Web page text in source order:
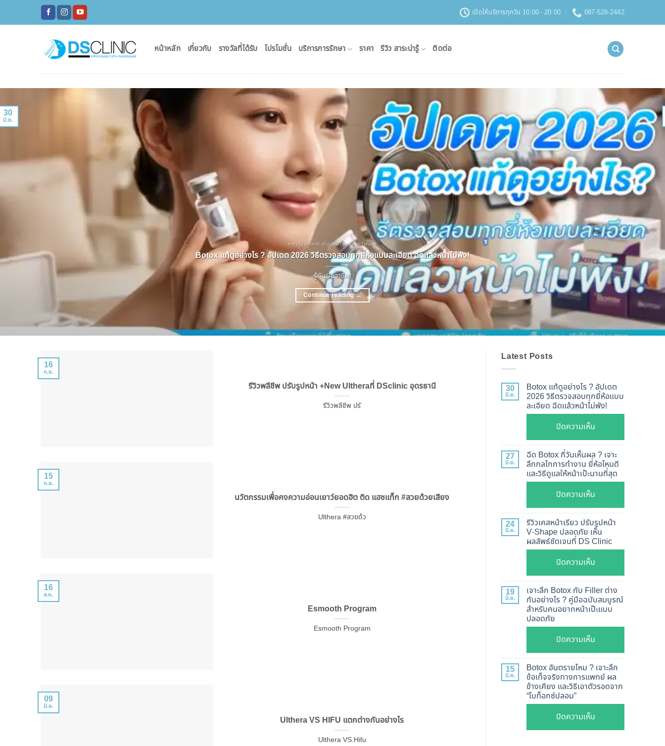
เปิดให้บริการทุกวัน 10:00 - 20:00 087-528-2442
หน้าหลัก เกี่ยวกับ รางวัลที่ได้รับ โปรโมชั่น บริการการรักษา ราคา รีวิว สาระน่ารู้ ติดต่อ
ความรู้จากแพทย์ ปรับรูปหน้า ลดริ้วรอย โบทอกซ์
Botox แท้ดูอย่างไร ? อัปเดต 2026 วิธีตรวจสอบทุกยี่ห้อแบบละเอียด ฉีดแล้วหน้าไม่พัง!
รู้ทันมิจฉาชีพ!
Continue reading→
30
มิ.ย.
รีวิวพลีชีพ ปรับรูปหน้า +New Ultheraที่ DSclinic อุดรธานี
รีวิวพลีชีพ ปรั
16
ก.ย.
นวัตกรรมเพื่อคงความอ่อนเยาว์ยอดฮิต ติด แฮชแท็ก #สวยด้วยเสียง
Ulthera #สวยด้ว
15
ก.ย.
Esmooth Program
Esmooth Program
16
ส.ค.
Ulthera VS HIFU แตกต่างกันอย่างไร
Ulthera VS.Hifu
09
มิ.ย.
Latest Posts
30
มิ.ย.
Botox แท้ดูอย่างไร ? อัปเดต
2026 วิธีตรวจสอบทุกยี่ห้อแบบ
ละเอียด ฉีดแล้วหน้าไม่พัง!
ปิดความเห็นบน
Botox
แท้
ดู
อย่างไร
อัปเดต
วิธี
ตรวจ
สอบ
ทุก
ยี่ห้อ
แบบ
ละเอียด
ฉีด
แล้ว
หน้า
27
มิ.ย.
ฉีด Botox กี่วันเห็นผล ? เจาะ
ลึกกลไกการทำงาน ยี่ห้อไหนดี
และวิธีดูแลให้หน้าเป๊ะนานที่สุด
ปิดความเห็นบน
ฉีด
Botox
กี่
วัน
ผล
เจาะ
ลึก
การ
ทำงาน
ยี่ห้อ
ไหน
ดี
และ
วิธี
ดูแล
ให้
24
มิ.ย.
รีวิวเคสหน้าเรียว ปรับรูปหน้า
V-Shape ปลอดภัย เห็น
ผลลัพธ์ชัดเจนที่ DS Clinic
ปิดความเห็นบน
รีวิว
เคส
หน้า
เรียว
รูป
Shape
ปลอดภัย
ชัดเจน
19
มิ.ย.
เจาะลึก Botox กับ Filler ต่าง
กันอย่างไร ? คู่มือฉบับสมบูรณ์
สำหรับคนอยากหน้าเป๊ะแบบ
ปลอดภัย
ปิดความเห็นบน
เจาะ
ลึก
Botox
กับ
ต่าง
15
มิ.ย.
Botox อันตรายไหม ? เจาะลึก
ข้อเท็จจริงทางการแพทย์ ผล
ข้างเคียง และวิธีเอาตัวรอดจาก
“โบท็อกซ์ปลอม”
ปิดความเห็นบน
Botox